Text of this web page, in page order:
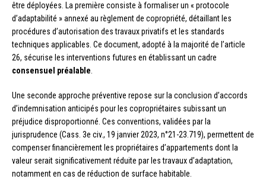
être déployées. La première consiste à formaliser un « protocole
d’adaptabilité » annexé au règlement de copropriété, détaillant les
procédures d’autorisation des travaux privatifs et les standards
techniques applicables. Ce document, adopté à la majorité de l’article
26, sécurise les interventions futures en établissant un cadre
consensuel préalable
Une seconde approche préventive repose sur la conclusion d’accords
d’indemnisation anticipés pour les copropriétaires subissant un
préjudice disproportionné. Ces conventions, validées par la
jurisprudence (Cass. 3e civ., 19 janvier 2023, n°21-23.719), permettent de
compenser financièrement les propriétaires d’appartements dont la
valeur serait significativement réduite par les travaux d’adaptation,
notamment en cas de réduction de surface habitable.